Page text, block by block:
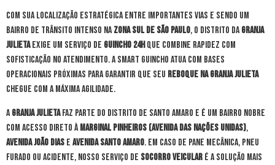
Com sua localização estratégica entre importantes vias e sendo um
bairro de trânsito intenso naZona Sul de São Paulo, o distrito daGranja
Julietaexige um serviço de guincho 24hque combine rapidez com
sofisticação no atendimento. A Smart Guincho atua com bases
operacionais próximas para garantir que seu reboque na Granja Julieta
chegue com a máxima agilidade.
AGranja Julietafaz parte do distrito de Santo Amaro e é um bairro nobre
com acesso direto àMarginal Pinheiros (Avenida das Nações Unidas),
Avenida João Dias e Avenida Santo Amaro. Em caso de pane mecânica, pneu
furado ou acidente, nosso serviço de socorro veicular é a solução mais